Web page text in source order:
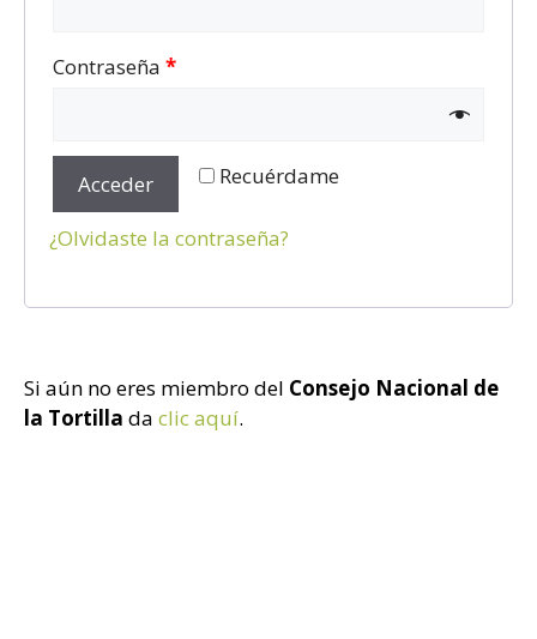
Contraseña *
Recuérdame
Acceder
¿Olvidaste la contraseña?
Si aún no eres miembro del Consejo Nacional de
la Tortilla da clic aquí.